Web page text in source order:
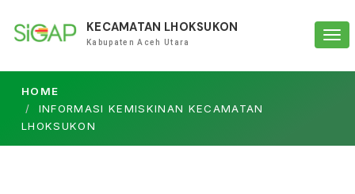
KECAMATAN LHOKSUKON
Kabupaten Aceh Utara
HOME
INFORMASI KEMISKINAN KECAMATAN
LHOKSUKON